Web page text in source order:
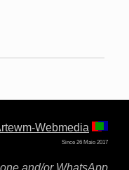
Webmedia
Since 26 Maio 2017
and/or WhatsApp